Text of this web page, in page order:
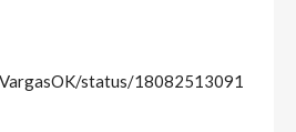
status/18082513091